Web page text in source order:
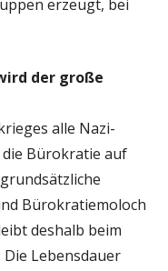
erzeugt, bei
der große
alle Nazi-
Bürokratie auf
Bürokratiemoloch
deshalb beim
Lebensdauer